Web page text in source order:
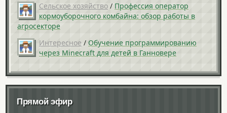
Сельское хозяйство / Профессия оператор
кормоуборочного комбайна: обзор работы в
агросекторе
Интересное / Обучение программированию
через Minecraft для детей в Ганновере
Прямой эфир